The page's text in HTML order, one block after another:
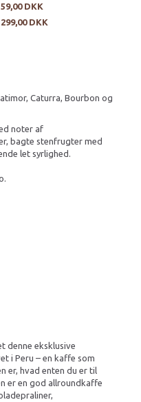
DKK
299,00 DKK
Caturra, Bourbon og
noter af
bagte stenfrugter med
let syrlighed.
denne eksklusive
i Peru – en kaffe som
er, hvad enten du er til
er en god allroundkaffe